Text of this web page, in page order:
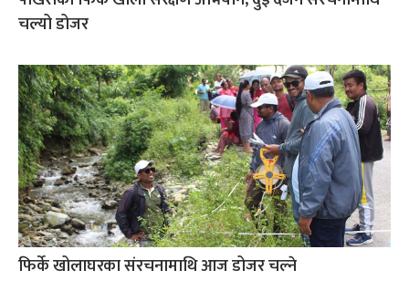
चल्यो डोजर
फिर्के खोलाघरका संरचनामाथि आज डोजर चल्ने